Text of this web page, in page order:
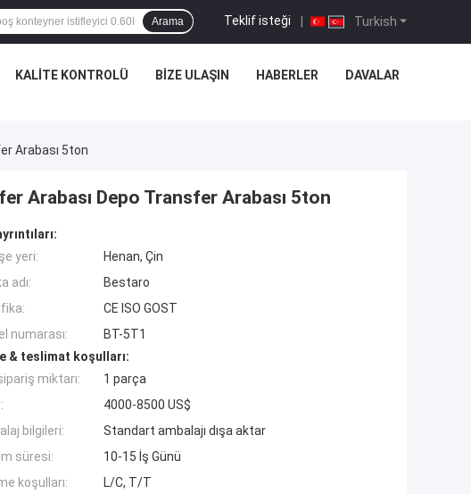
Turkish
Teklif isteği |
Arama
KALITE KONTROLÜ BIZE ULAŞIN HABERLER DAVALAR
Arabası 5ton
Arabası Depo Transfer Arabası 5ton
yeri:
Henan, Çin
adı:
Bestaro
CE ISO GOST
numarası:
BT-5T1
& teslimat koşulları:
miktarı:
1 parça
4000-8500 US$
bilgileri:
Standart ambalajı dışa aktar
süresi:
10-15 İş Günü
koşulları:
L/C, T/T